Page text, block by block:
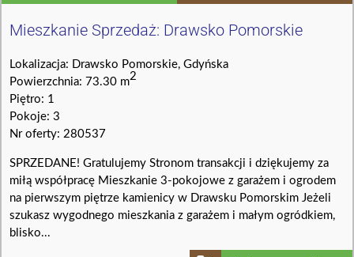
Mieszkanie Sprzedaż: Drawsko Pomorskie
Lokalizacja: Drawsko Pomorskie, Gdyńska
Powierzchnia: 73.30 m2
Piętro: 1
Pokoje: 3
Nr oferty: 280537
SPRZEDANE! Gratulujemy Stronom transakcji i dziękujemy za
miłą współpracę Mieszkanie 3-pokojowe z garażem i ogrodem
na pierwszym piętrze kamienicy w Drawsku Pomorskim Jeżeli
szukasz wygodnego mieszkania z garażem i małym ogródkiem,
blisko...